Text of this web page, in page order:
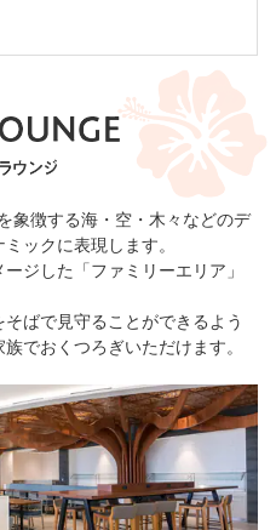
象徴する海・空・木々などのデ
ックに表現します。
ジした「ファミリーエリア」
ばで見守ることができるよう
でおくつろぎいただけます。